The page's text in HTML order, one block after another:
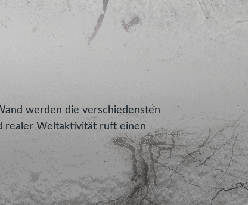
werden die verschiedensten
realer Weltaktivität ruft einen